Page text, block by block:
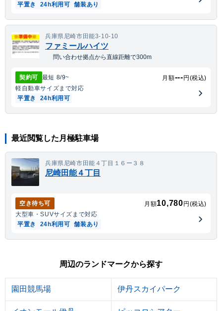
平置き 24h利用可 舗装あり
兵庫県尼崎市田能3-10-10
ファミールハイツ
問い合わせ拠点から直線距離で300m
契約可 最短 8/9~ 月額---円(税込)
軽自動車サイズまで対応
平置き
24h利用可
最近閲覧した月極駐車場
兵庫県尼崎市田能４丁目１６ー３８
尼崎田能４丁目
空き待ち可 月額10,780円(税込)
大型車・SUVサイズまで対応
平置き
24h利用可 舗装あり
周辺のランドマークから探す
園田競馬場 伊丹スカイパーク